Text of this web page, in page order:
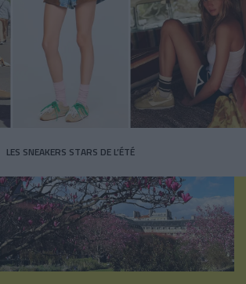
LES SNEAKERS STARS DE L’ÉTÉ